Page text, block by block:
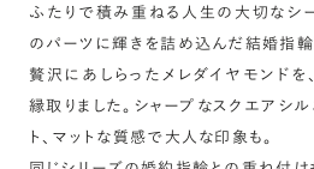
ふたりで積み重ねる人生の大切なシ
のパーツに輝きを詰め込んだ結婚指輪
贅沢にあしらったメレダイヤモンドを
縁取りました。シャープなスクエアシル
ト、マットな質感で大人な印象も。